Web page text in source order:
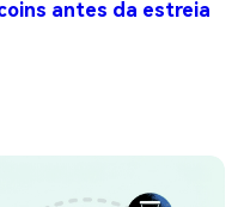
antes da estreia